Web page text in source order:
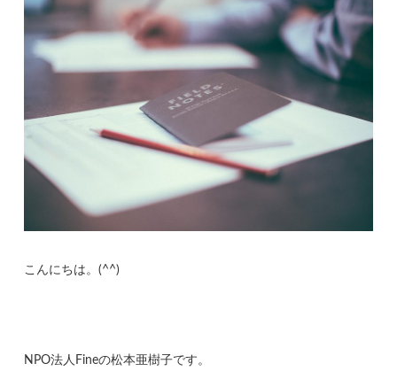
こんにちは。(^^)
NPO法人Fineの松本亜樹子です。